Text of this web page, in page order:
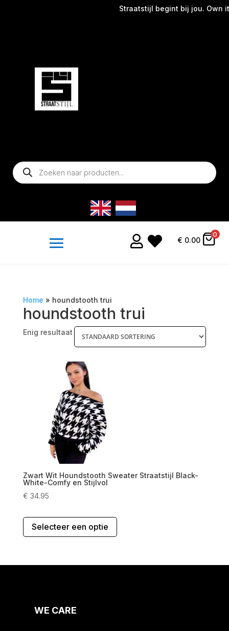
Straatstijl begint bij jou. Own it.
Producten
zoeken
  € 0.00
0
Home » houndstooth trui
houndstooth trui
Enig resultaat
Zwart Wit Houndstooth Sweater Straatstijl Black-
White-Comfy en Stijlvol
€ 34.95
Selecteer een optie
heeft
WE CARE